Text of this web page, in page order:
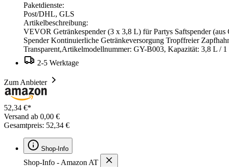
Paketdienste:
Post/DHL, GLS
Artikelbeschreibung:
VEVOR Getränkespender (3 x 3,8 L) für Partys Saftspender (aus
Spender Kontinuierliche Getränkeversorgung Tropffreier
Transparent,Artikelmodellnummer: GY-B003, Kapazität: 3,8 L /
2-5 Werktage
Zum Anbieter
52,34 €*
Versand ab 0,00 €
Gesamtpreis: 52,34 €
Shop-Info
Shop-Info - Amazon AT